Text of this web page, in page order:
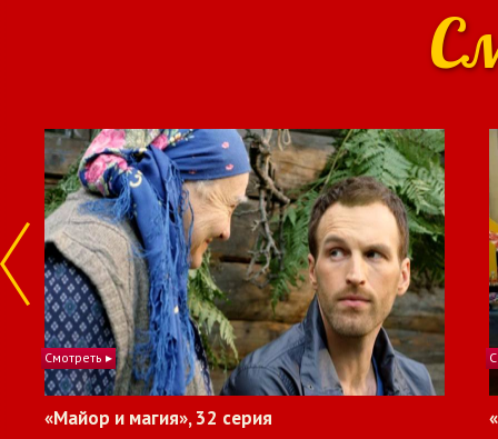
Смотреть ▸
«Майор и магия», 32 серия